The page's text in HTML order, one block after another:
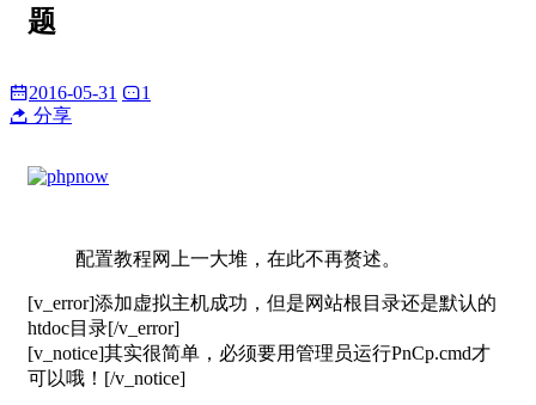
题
2016-05-31
1
分享
配置教程网上一大堆，在此不再赘述。
[v_error]添加虚拟主机成功，但是网站根目录还是默认的
htdoc目录[/v_error]
[v_notice]其实很简单，必须要用管理员运行PnCp.cmd才
可以哦！[/v_notice]